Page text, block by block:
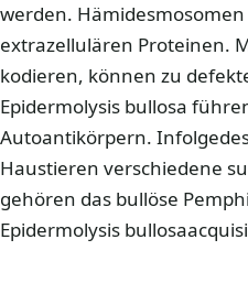
werden.
extrazellulären Proteinen.
kodieren, können zu
Epidermolysis bullosa
Autoantikörpern.
Haustieren verschiedene
gehören das bullöse
Epidermolysis